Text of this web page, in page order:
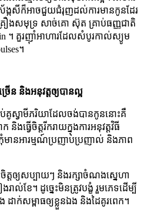
ង្កសីក៏អាចជួយជំរុញដល់ការមានកូនដែរ
រឿងសមុទ្រ សាច់គោ ស៊ុត គ្រាប់ធញ្ញជាតិ
។ គួរញ៉ាំអាហារដែលសំបូរកាល់ស្យូម
។
រើន និងអនុវត្តឲ្យបានល្អ
ប់គូស្វាមីភរិយាដែលចង់បានកូននោះគឺ
និងធ្វើចិត្តរីករាយក្នុងការអនុវត្តវិធី
មានអារម្មណ៍ប្រញាប់ប្រញាល់ និងភាព
ចិត្តឲ្យសប្បាយៗ និងរក្សាចំណងស្នេហា
ាល់ខែ។ ដូច្នេះមិនត្រូវបង្ខំ រួមភេទដើម្បី
ដាក់សម្ពាធឲ្យខ្លួនឯង និងដៃគូរពេក។